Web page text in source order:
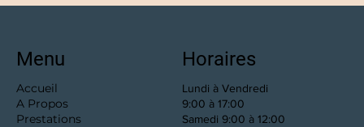
Menu
Accueil
A Propos
Prestations
Horaires
Lundi à Vendredi
9:00 à 17:00
Samedi 9:00 à 12:00